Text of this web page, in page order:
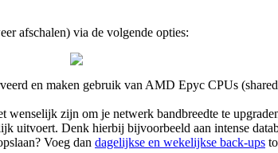
afschalen) via de volgende opties:
en maken gebruik van AMD Epyc CPUs
wenselijk zijn om je netwerk bandbreedte te
uitvoert. Denk hierbij bijvoorbeeld aan intense
Voeg dan dagelijkse en wekelijkse back-ups